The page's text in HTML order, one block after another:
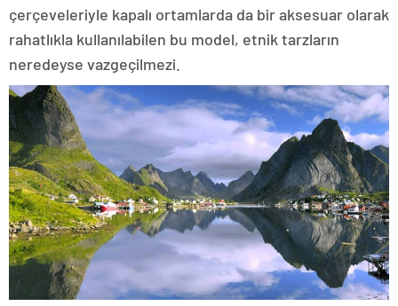
çerçeveleriyle kapalı ortamlarda da bir aksesuar olarak
rahatlıkla kullanılabilen bu model, etnik tarzların
neredeyse vazgeçilmezi.